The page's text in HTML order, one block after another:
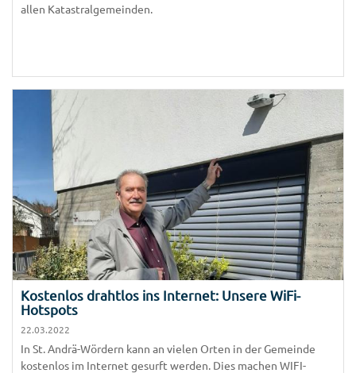
allen Katastralgemeinden.
Kostenlos drahtlos ins Internet: Unsere WiFi-
Hotspots
In St. Andrä-Wördern kann an vielen Orten in der Gemeinde
kostenlos im Internet gesurft werden. Dies machen WIFI-
22.03.2022